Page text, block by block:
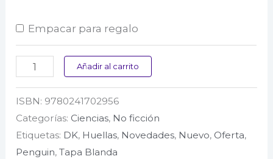
Empacar para regalo
Plantas
hongos
cantidad
Añadir al carrito
ISBN: 9780241702956
Categorías: Ciencias, No ficción
Etiquetas: DK, Huellas, Novedades, Nuevo, Oferta,
Penguin,Tapa Blanda